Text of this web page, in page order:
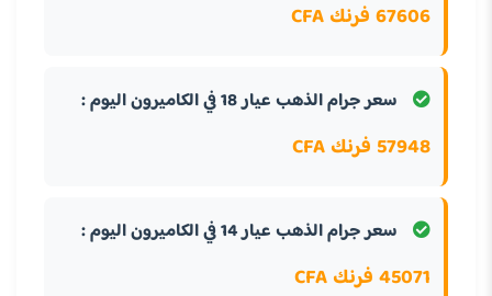
67606 فرنك CFA
سعر جرام الذهب عيار 18 في الكاميرون اليوم :
57948 فرنك CFA
سعر جرام الذهب عيار 14 في الكاميرون اليوم :
45071 فرنك CFA